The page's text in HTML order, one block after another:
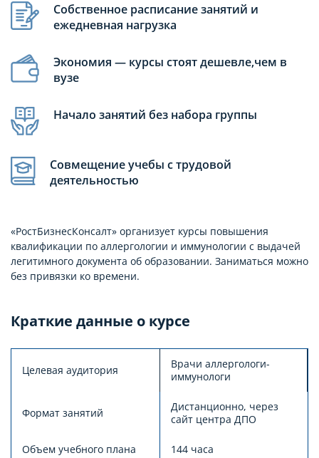
Собственное расписание занятий и
ежедневная нагрузка
Экономия — курсы стоят дешевле,чем в
вузе
Начало занятий без набора группы
Совмещение учебы с трудовой
деятельностью
«РостБизнесКонсалт» организует курсы повышения
квалификации по аллергологии и иммунологии с выдачей
легитимного документа об образовании. Заниматься можно
без привязки ко времени.
Краткие данные о курсе
Целевая аудитория
Врачи аллергологи-
иммунологи
Формат занятий
Дистанционно, через
сайт центра ДПО
Объем учебного плана 144 часа